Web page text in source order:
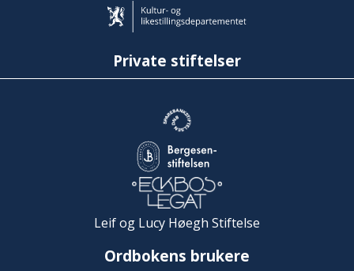
Private stiftelser
Leif og Lucy Høegh Stiftelse
Ordbokens brukere